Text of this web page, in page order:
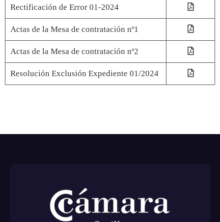
Rectificación de Error 01-2024
Actas de la Mesa de contratación nº1
Actas de la Mesa de contratación nº2
Resolución Exclusión Expediente 01/2024